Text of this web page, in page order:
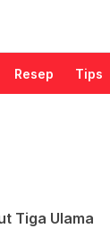
Resep Tips
Tiga Ulama